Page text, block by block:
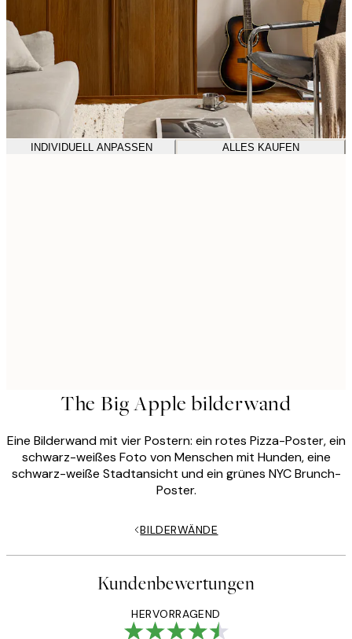
INDIVIDUELL ANPASSEN ALLES KAUFEN
The Big Apple bilderwand
Eine Bilderwand mit vier Postern: ein rotes Pizza-Poster, ein
schwarz-weißes Foto von Menschen mit Hunden, eine
schwarz-weiße Stadtansicht und ein grünes NYC Brunch-
Poster.
BILDERWÄNDE
Kundenbewertungen
HERVORRAGEND